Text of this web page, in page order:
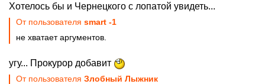
Хотелось бы и Чернецкого с лопатой увидеть...
От пользователя smart -1
не хватает аргументов.
угу... Прокурор добавит
От пользователя Злобный Лыжник